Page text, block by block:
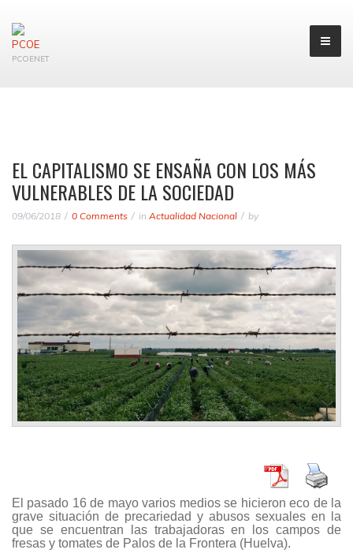
PCOENET
EL CAPITALISMO SE ENSAÑA CON LOS MÁS
VULNERABLES DE LA SOCIEDAD
09/06/2018 0 Comments in Actualidad Nacional by
El pasado 16 de mayo varios medios se hicieron eco de la
grave situación de precariedad y abusos sexuales en la
que se encuentran las trabajadoras en los campos de
fresas y tomates de Palos de la Frontera (Huelva).